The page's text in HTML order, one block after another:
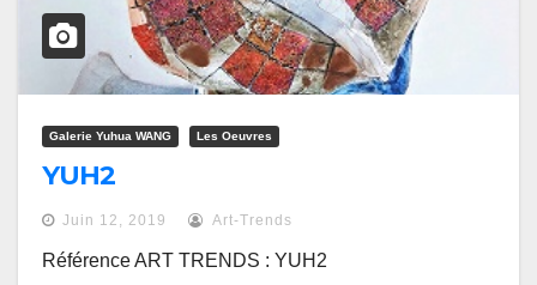
Galerie Yuhua WANG Les Oeuvres
YUH2
Juin 12, 2019 Art-Trends
Référence ART TRENDS : YUH2